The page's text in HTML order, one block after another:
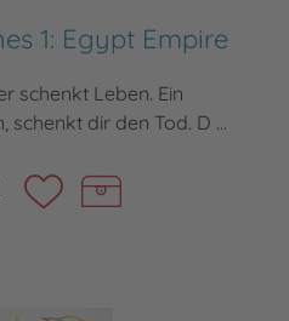
1: Egypt Empire
schenkt Leben. Ein
schenkt dir den Tod. D ...